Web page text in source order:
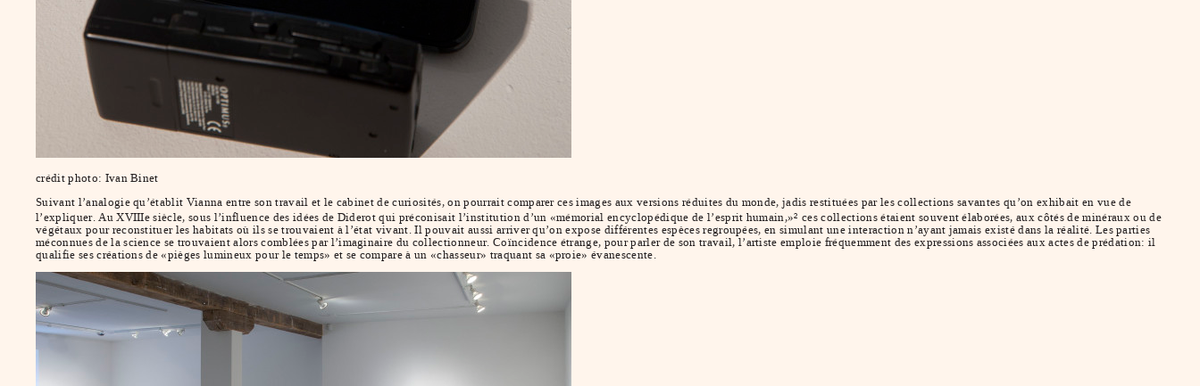
crédit photo: Ivan Binet
Suivant l’analogie qu’établit Vianna entre son travail et le cabinet de curiosités, on pourrait comparer ces images aux versions réduites du monde, jadis restituées par les collections savantes qu’on exhibait en vue de
l’expliquer. Au XVIIIe siècle, sous l’influence des idées de Diderot qui préconisait l’institution d’un «mémorial encyclopédique de l’esprit humain,»2 ces collections étaient souvent élaborées, aux côtés de minéraux ou de
végétaux pour reconstituer les habitats où ils se trouvaient à l’état vivant. Il pouvait aussi arriver qu’on expose différentes espèces regroupées, en simulant une interaction n’ayant jamais existé dans la réalité. Les parties
méconnues de la science se trouvaient alors comblées par l’imaginaire du collectionneur. Coïncidence étrange, pour parler de son travail, l’artiste emploie fréquemment des expressions associées aux actes de prédation: il
qualifie ses créations de «pièges lumineux pour le temps» et se compare à un «chasseur» traquant sa «proie» évanescente.